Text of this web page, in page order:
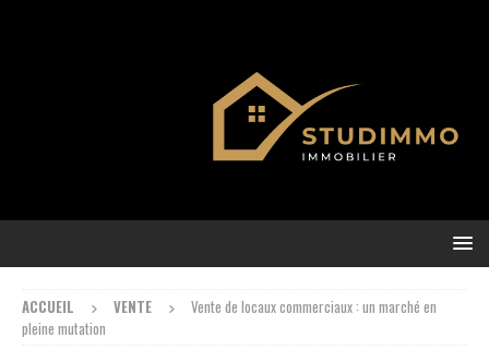
ACCUEIL VENTE
Vente de locaux commerciaux : un marché en
pleine mutation